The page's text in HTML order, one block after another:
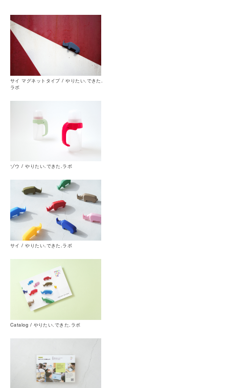
サイ マグネットタイプ / やりたい.できた.
ラボ
ゾウ / やりたい.できた.ラボ
サイ / やりたい.できた.ラボ
Catalog / やりたい.できた.ラボ